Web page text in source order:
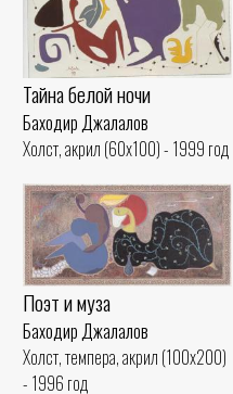
Тайна белой ночи
Баходир Джалалов
Холст, акрил (60x100) - 1999 год
Поэт и муза
Баходир Джалалов
Холст, темпера, акрил (100x200)
- 1996 год